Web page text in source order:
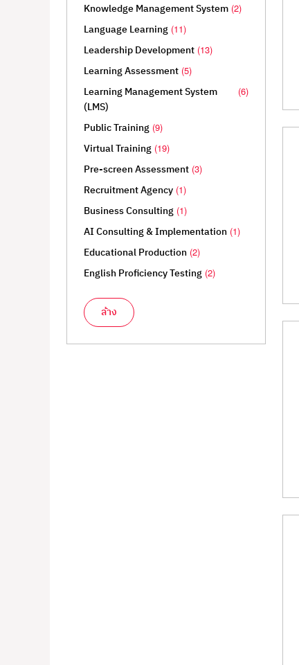
Knowledge Management System (2)
Language Learning (11)
Leadership Development (13)
Learning Assessment (5)
Learning Management System
(LMS)
(6)
Public Training (9)
Virtual Training (19)
Pre-screen Assessment (3)
Recruitment Agency (1)
Business Consulting (1)
AI Consulting & Implementation (1)
Educational Production (2)
English Proficiency Testing (2)
ล้าง